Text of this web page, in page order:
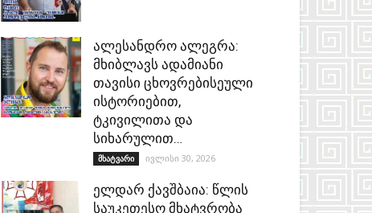
ალესანდრო ალეგრა:
მხიბლავს ადამიანი
თავისი ცხოვრებისეული
ისტორიებით,
ტკივილითა და
სიხარულით…
მხატვარი ივლისი 30, 2026
ელდარ ქავშბაია: წლის
საუკეთესო მხატვრობა